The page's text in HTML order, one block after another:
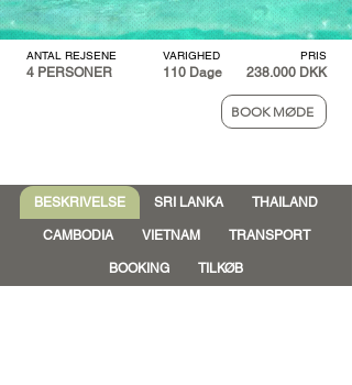
ANTAL REJSENE VARIGHED PRIS
4 PERSONER 110 Dage 238.000 DKK
BOOK MØDE
BESKRIVELSE SRI LANKA THAILAND
CAMBODIA VIETNAM TRANSPORT
BOOKING TILKØB